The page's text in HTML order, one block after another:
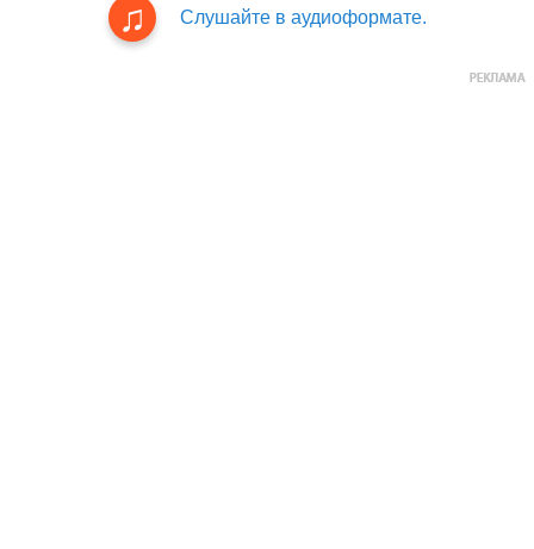
Слушайте в аудиоформате.